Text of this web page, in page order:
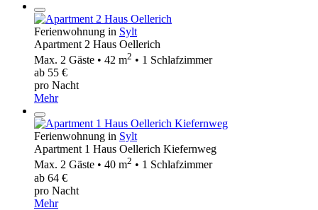
Ferienwohnung in Sylt
Apartment 2 Haus Oellerich
Max. 2 Gäste • 42 m2 • 1 Schlafzimmer
ab 55 €
pro Nacht
Mehr
Ferienwohnung in Sylt
Apartment 1 Haus Oellerich Kiefernweg
Max. 2 Gäste • 40 m2 • 1 Schlafzimmer
ab 64 €
pro Nacht
Mehr